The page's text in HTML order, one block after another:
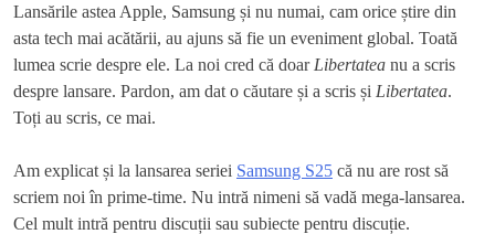
Lansările astea Apple, Samsung și nu numai, cam orice știre din
asta tech mai acătării, au ajuns să fie un eveniment global. Toată
lumea scrie despre ele. La noi cred că doar Libertatea nu a scris
despre lansare. Pardon, am dat o căutare și a scris și Libertatea.
Toți au scris, ce mai.
Am explicat și la lansarea seriei Samsung S25 că nu are rost să
scriem noi în prime-time. Nu intră nimeni să vadă mega-lansarea.
Cel mult intră pentru discuții sau subiecte pentru discuție.